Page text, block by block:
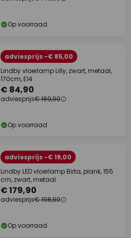
Op voorraad
adviesprijs -€ 85,00
Lindby vloerlamp Lilly, zwart, metaal,
170cm, E14
€ 84,90
adviesprijs€ 169,90
Op voorraad
adviesprijs -€ 19,00
Lindby LED vloerlamp Birta, plank, 155
cm, zwart, metaal
€ 179,90
adviesprijs€ 198,90
Op voorraad